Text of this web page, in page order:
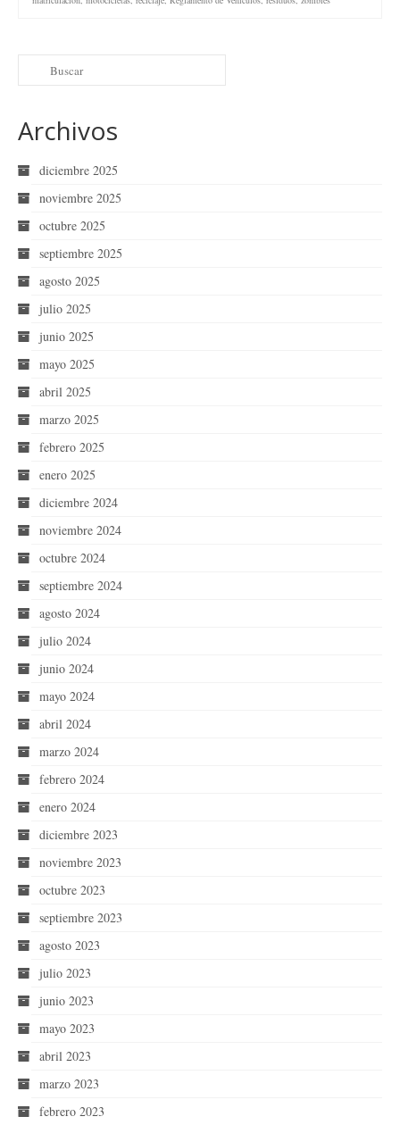
Archivos
diciembre 2025
noviembre 2025
octubre 2025
septiembre 2025
agosto 2025
julio 2025
junio 2025
mayo 2025
abril 2025
marzo 2025
febrero 2025
enero 2025
diciembre 2024
noviembre 2024
octubre 2024
septiembre 2024
agosto 2024
julio 2024
junio 2024
mayo 2024
abril 2024
marzo 2024
febrero 2024
enero 2024
diciembre 2023
noviembre 2023
octubre 2023
septiembre 2023
agosto 2023
julio 2023
junio 2023
mayo 2023
abril 2023
marzo 2023
febrero 2023